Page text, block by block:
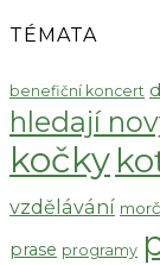
TÉMATA
benefiční koncert
hledají
kočky
vzdělávání
prase programy